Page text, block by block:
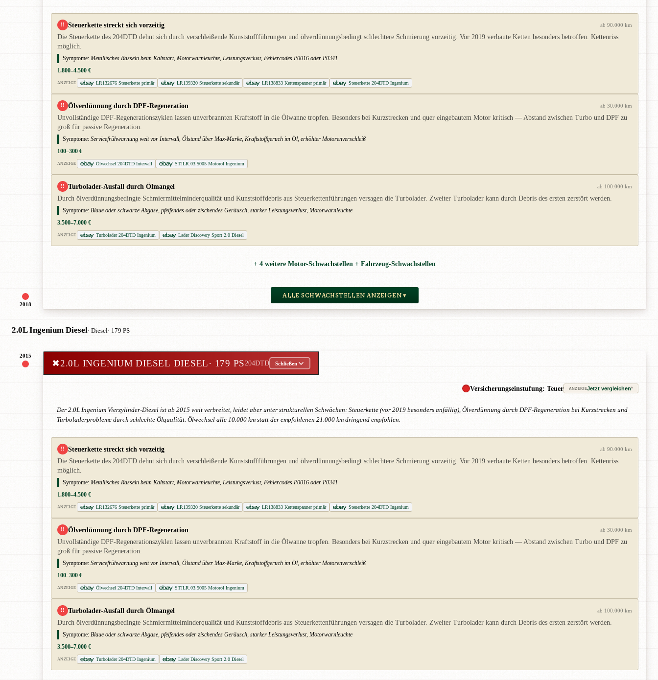
2018
!! Steuerkette streckt sich vorzeitig ab 90.000 km
Die Steuerkette des 204DTD dehnt sich durch verschleißende Kunststoffführungen und ölverdünnungsbedingt schlechtere Schmierung vorzeitig. Vor 2019 verbaute Ketten besonders betroffen. Kettenriss
möglich.
Symptome: Metallisches Rasseln beim Kaltstart, Motorwarnleuchte, Leistungsverlust, Fehlercodes P0016 oder P0341
1.800–4.500 €
ANZEIGE LR132676 Steuerkette primär LR139320 Steuerkette sekundär LR138833 Kettenspanner primär Steuerkette 204DTD Ingenium
!! Ölverdünnung durch DPF-Regeneration ab 30.000 km
Unvollständige DPF-Regenerationszyklen lassen unverbrannten Kraftstoff in die Ölwanne tropfen. Besonders bei Kurzstrecken und quer eingebautem Motor kritisch — Abstand zwischen Turbo und DPF zu
groß für passive Regeneration.
Symptome: Servicefrühwarnung weit vor Intervall, Ölstand über Max-Marke, Kraftstoffgeruch im Öl, erhöhter Motorenverschleiß
100–300 €
ANZEIGE Ölwechsel 204DTD Intervall STJLR.03.5005 Motoröl Ingenium
!! Turbolader-Ausfall durch Ölmangel ab 100.000 km
Durch ölverdünnungsbedingte Schmiermittelminderqualität und Kunststoffdebris aus Steuerkettenführungen versagen die Turbolader. Zweiter Turbolader kann durch Debris des ersten zerstört werden.
Symptome: Blaue oder schwarze Abgase, pfeifendes oder zischendes Geräusch, starker Leistungsverlust, Motorwarnleuchte
3.500–7.000 €
ANZEIGE Turbolader 204DTD Ingenium Lader Discovery Sport 2.0 Diesel
+ 4 weitere Motor-Schwachstellen + Fahrzeug-Schwachstellen
ALLE SCHWACHSTELLEN ANZEIGEN ▾
2.0L Ingenium Diesel· Diesel· 179 PS
2015
✖2.0L INGENIUM DIESEL DIESEL· 179 PS 204DTD Schließen
Versicherungseinstufung: Teuer ANZEIGEJetzt vergleichen*
Der 2.0L Ingenium Vierzylinder-Diesel ist ab 2015 weit verbreitet, leidet aber unter strukturellen Schwächen: Steuerkette (vor 2019 besonders anfällig), Ölverdünnung durch DPF-Regeneration bei Kurzstrecken und
Turboladerprobleme durch schlechte Ölqualität. Ölwechsel alle 10.000 km statt der empfohlenen 21.000 km dringend empfohlen.
!! Steuerkette streckt sich vorzeitig ab 90.000 km
Die Steuerkette des 204DTD dehnt sich durch verschleißende Kunststoffführungen und ölverdünnungsbedingt schlechtere Schmierung vorzeitig. Vor 2019 verbaute Ketten besonders betroffen. Kettenriss
möglich.
Symptome: Metallisches Rasseln beim Kaltstart, Motorwarnleuchte, Leistungsverlust, Fehlercodes P0016 oder P0341
1.800–4.500 €
ANZEIGE LR132676 Steuerkette primär LR139320 Steuerkette sekundär LR138833 Kettenspanner primär Steuerkette 204DTD Ingenium
!! Ölverdünnung durch DPF-Regeneration ab 30.000 km
Unvollständige DPF-Regenerationszyklen lassen unverbrannten Kraftstoff in die Ölwanne tropfen. Besonders bei Kurzstrecken und quer eingebautem Motor kritisch — Abstand zwischen Turbo und DPF zu
groß für passive Regeneration.
Symptome: Servicefrühwarnung weit vor Intervall, Ölstand über Max-Marke, Kraftstoffgeruch im Öl, erhöhter Motorenverschleiß
100–300 €
ANZEIGE Ölwechsel 204DTD Intervall STJLR.03.5005 Motoröl Ingenium
!! Turbolader-Ausfall durch Ölmangel ab 100.000 km
Durch ölverdünnungsbedingte Schmiermittelminderqualität und Kunststoffdebris aus Steuerkettenführungen versagen die Turbolader. Zweiter Turbolader kann durch Debris des ersten zerstört werden.
Symptome: Blaue oder schwarze Abgase, pfeifendes oder zischendes Geräusch, starker Leistungsverlust, Motorwarnleuchte
3.500–7.000 €
ANZEIGE Turbolader 204DTD Ingenium Lader Discovery Sport 2.0 Diesel